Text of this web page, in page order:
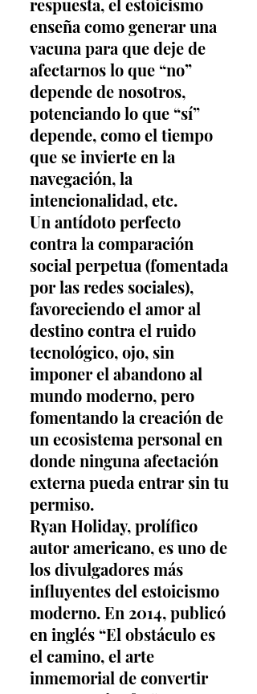
respuesta, el estoicismo
enseña como generar una
vacuna para que deje de
afectarnos lo que “no”
depende de nosotros,
potenciando lo que “sí”
depende, como el tiempo
que se invierte en la
navegación, la
intencionalidad, etc.
Un antídoto perfecto
contra la comparación
social perpetua (fomentada
por las redes sociales),
favoreciendo el amor al
destino contra el ruido
tecnológico, ojo, sin
imponer el abandono al
mundo moderno, pero
fomentando la creación de
un ecosistema personal en
donde ninguna afectación
externa pueda entrar sin tu
permiso.
Ryan Holiday, prolífico
autor americano, es uno de
los divulgadores más
influyentes del estoicismo
moderno. En 2014, publicó
en inglés “El obstáculo es
el camino, el arte
inmemorial de convertir